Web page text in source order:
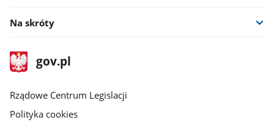
Na skróty
stopka
gov.plStrona
gov.pl
Rządowe Centrum Legislacji
Polityka cookies